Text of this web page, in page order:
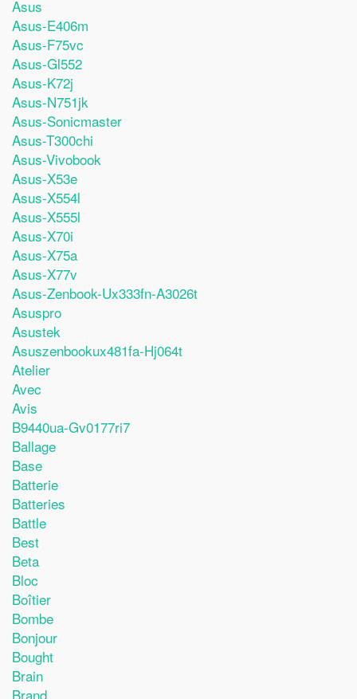
Asus
Asus-E406m
Asus-F75vc
Asus-Gl552
Asus-K72j
Asus-N751jk
Asus-Sonicmaster
Asus-T300chi
Asus-Vivobook
Asus-X53e
Asus-X554l
Asus-X555l
Asus-X70i
Asus-X75a
Asus-X77v
Asus-Zenbook-Ux333fn-A3026t
Asuspro
Asustek
Asuszenbookux481fa-Hj064t
Atelier
Avec
Avis
B9440ua-Gv0177ri7
Ballage
Base
Batterie
Batteries
Battle
Best
Beta
Bloc
Boîtier
Bombe
Bonjour
Bought
Brain
Brand